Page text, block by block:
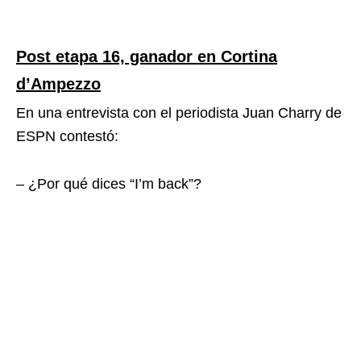
Post etapa 16, ganador en Cortina
d’Ampezzo
En una entrevista con el periodista Juan Charry de
ESPN contestó:
– ¿Por qué dices “I’m back”?